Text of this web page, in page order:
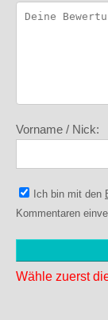
Vorname / Nick:
Ich bin mit den
Kommentaren
Wähle zuerst